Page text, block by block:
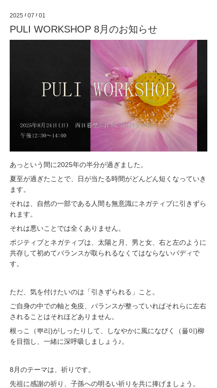
2025 / 07 / 01
PULI WORKSHOP 8月のお知らせ
あっという間に2025年の半分が過ぎました。
夏至が過ぎたことで、日が当たる時間がどんどん短くなっていき
ます。
それは、自然の一部である人間も無意識にネガティブに引きずら
れます。
それは悪いことでは全くありません。
ポジティブとネガティブは、太陽と月、男と女、右と左のように
共存して初めてバランスが取られるなくてはならないバディで
す。
ただ、気を付けたいのは「引きずられる」こと。
ご自身の中での軸と免疫、バランスが整っていればそれらに左右
されることはそれほどありません。
根っこ（뿌리)がしったりして、しなやかに風になびく（풀이)柳
を目指し、一緒に深呼吸しましょう♪。
8月のテーマは、祈りです。
先祖に感謝の祈り、子孫への明るい祈りを共に捧げましょう。